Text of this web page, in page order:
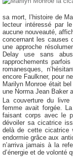
sa mort, l’histoire de
lecteur intéressé par
aucune nouveauté,
concernant les causes
une approche
Delay use sans
rapprochements
romanesques,
encore Faulkner, pour
Marilyn Monroe était
une Norma Jean Baker
La couverture du
femme avait forgée.
faisant corps avec le
dévoiler sa cicatrice
delà de cette cicatrice
endormie grâce aux
n’arriva jamais à la
d’énergie et de volonté